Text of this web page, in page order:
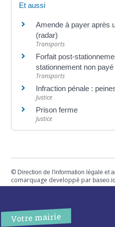
Et aussi
Amende à payer après
(radar)
Transports
Forfait post-
stationnement non payé
Transports
Infraction pénale :
Justice
Prison ferme
Justice
© Direction de l'information légale et
comarquage developpé par
Votre mairie